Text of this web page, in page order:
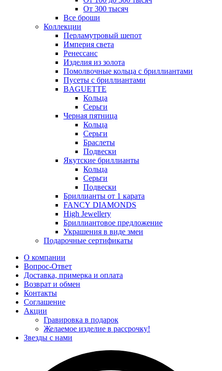
От 300 тысяч
Все броши
Коллекции
Перламутровый шепот
Империя света
Ренессанс
Изделия из золота
Помолвочные кольца с бриллиантами
Пусеты с бриллиантами
BAGUETTE
Кольца
Серьги
Черная пятница
Кольца
Серьги
Браслеты
Подвески
Якутские бриллианты
Кольца
Серьги
Подвески
Бриллианты от 1 карата
FANCY DIAMONDS
High Jewellery
Бриллиантовое предложение
Украшения в виде змеи
Подарочные сертификаты
О компании
Вопрос-Ответ
Доставка, примерка и оплата
Возврат и обмен
Контакты
Соглашение
Акции
Гравировка в подарок
Желаемое изделие в рассрочку!
Звезды с нами